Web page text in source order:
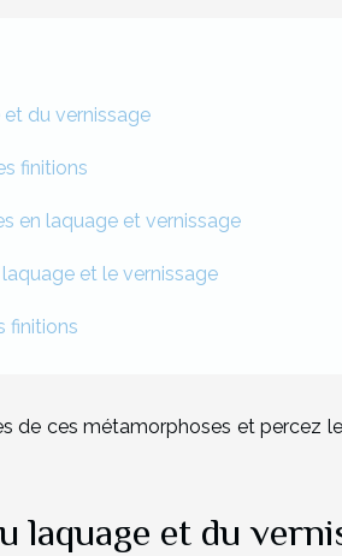
du vernissage
finitions
en laquage et vernissage
et le vernissage
finitions
de ces métamorphoses et percez
laquage et du